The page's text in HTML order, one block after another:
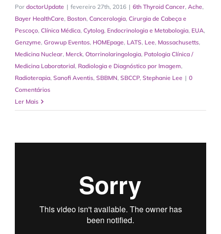
Por doctorUpdate | fevereiro 27th, 2016 | 6th Thyroid Cancer, Ache,
Bayer HealthCare, Boston, Cancerologia, Cirurgia de Cabeça e
Pescoço, Clínica Médica, Cytolog, Endocrinologia e Metabologia, EUA,
Genzyme, Growup Eventos, HOMEpage, LATS, Lee, Massachusetts,
Medicina Nuclear, Merck, Otorrinolaringologia, Patologia Clínica /
Medicina Laboratorial, Radiologia e Diagnóstico por Imagem,
Radioterapia, Sanofi Aventis, SBBMN, SBCCP, Stephanie Lee | 0
Comentários
Ler Mais